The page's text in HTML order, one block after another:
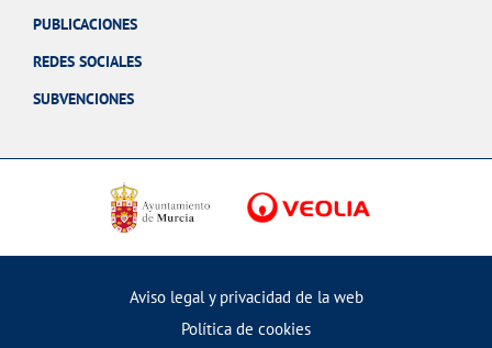
PUBLICACIONES
REDES SOCIALES
SUBVENCIONES
Aviso legal y privacidad de la web
Política de cookies